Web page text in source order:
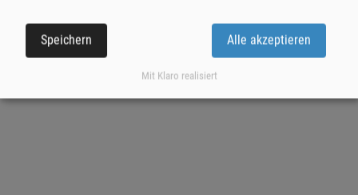
Speichern Alle akzeptieren
Mit Klaro realisiert